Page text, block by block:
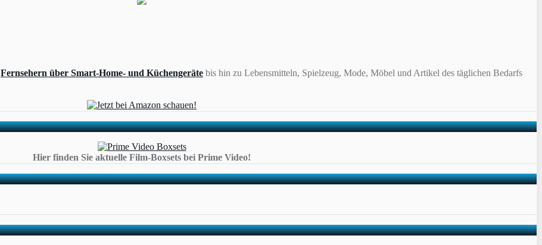
Fernsehern über Smart-Home- und Küchengeräte bis hin zu Lebensmitteln, Spielzeug, Mode, Möbel und Artikel des täglichen Bedarfs
Hier finden Sie aktuelle Film-Boxsets bei Prime Video!